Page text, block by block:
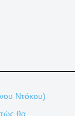
Ντόκου)
θα...